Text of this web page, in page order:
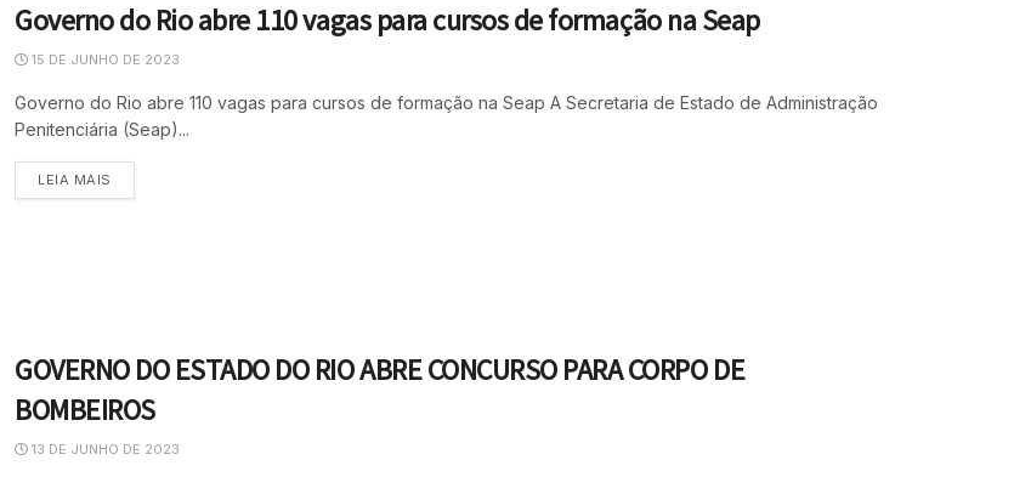
Governo do Rio abre 110 vagas para cursos de formação na Seap
15 DE JUNHO DE 2023
Governo do Rio abre 110 vagas para cursos de formação na Seap A Secretaria de Estado de Administração
Penitenciária (Seap)...
LEIA MAIS
GOVERNO DO ESTADO DO RIO ABRE CONCURSO PARA CORPO DE
BOMBEIROS
13 DE JUNHO DE 2023